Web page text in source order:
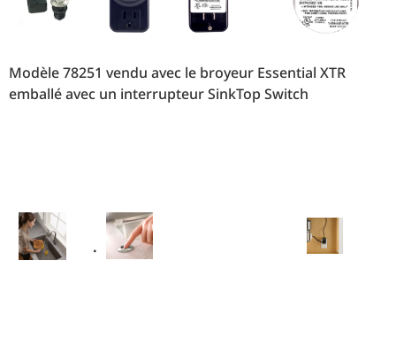
Modèle 78251 vendu avec le broyeur Essential XTR
emballé avec un interrupteur SinkTop Switch
.